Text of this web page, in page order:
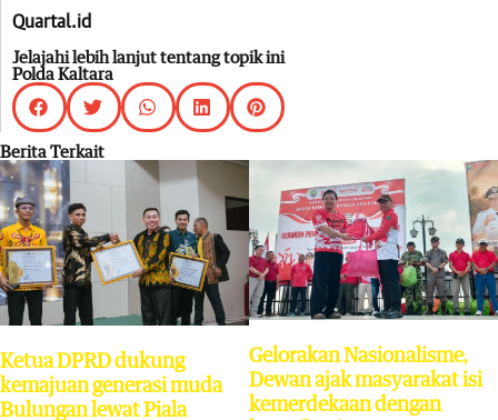
Quartal.id
Jelajahi lebih lanjut tentang topik ini
Polda Kaltara
Berita Terkait
Ketua DPRD dukung
kemajuan generasi muda
Bulungan lewat Piala
Gelorakan Nasionalisme,
Dewan ajak masyarakat isi
kemerdekaan dengan